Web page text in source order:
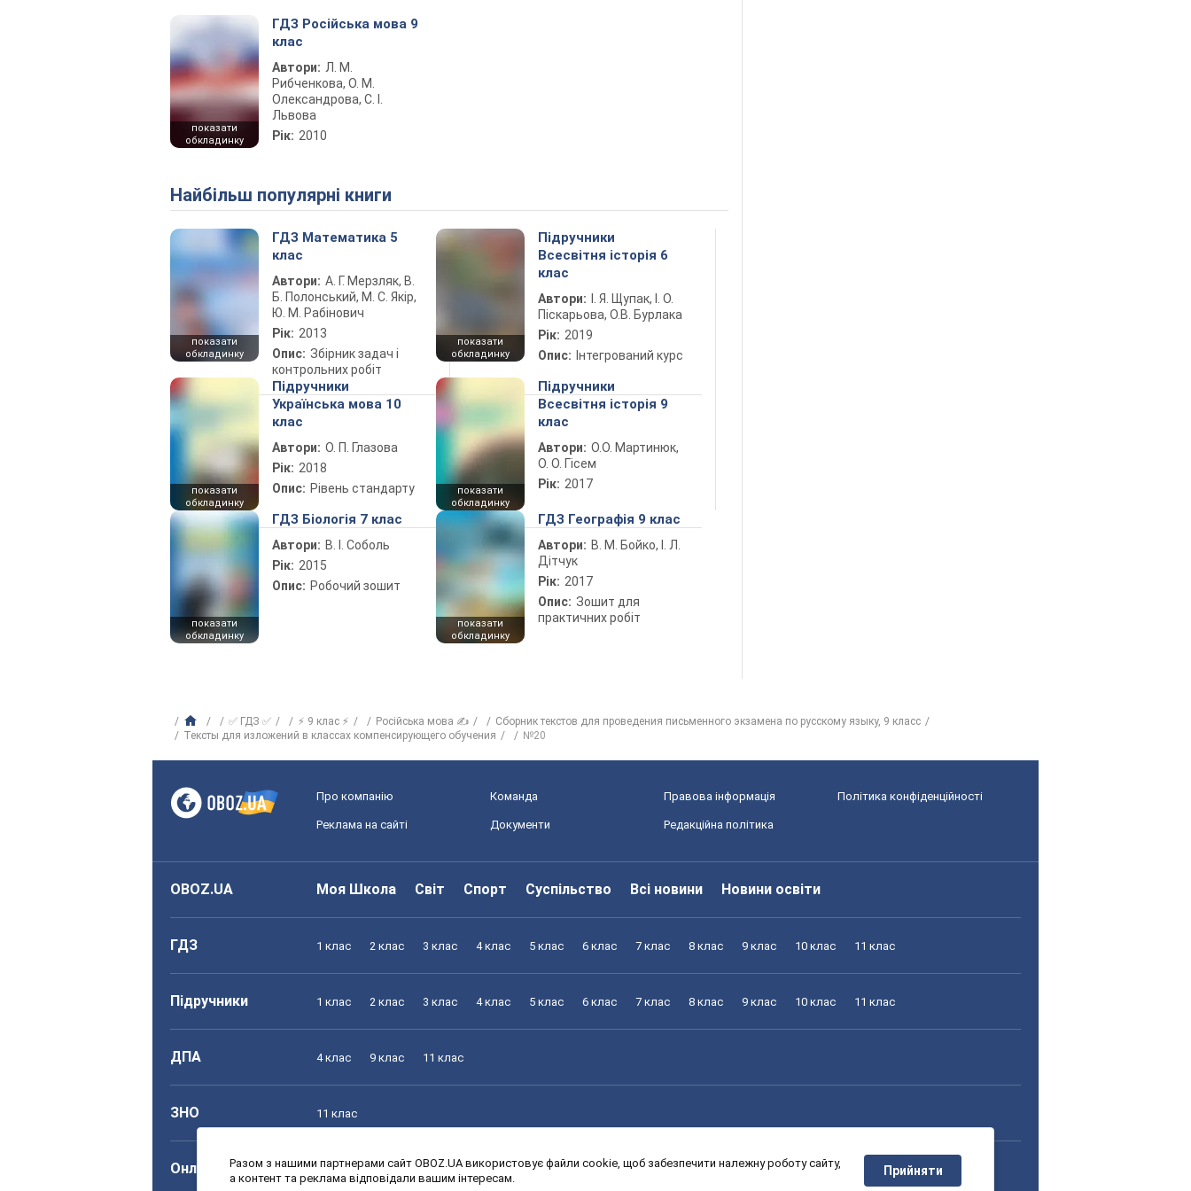
показати
обкладинку
ГДЗ Російська мова 9
клас
Автори: Л. М.
Рибченкова, О. М.
Олександрова, С. І.
Львова
Рік: 2010
Найбільш популярні книги
показати
обкладинку
ГДЗ Математика 5
клас
Автори: А. Г. Мерзляк, В.
Б. Полонський, М. С. Якір,
Ю. М. Рабінович
Рік: 2013
Опис: Збірник задач і
контрольних робіт
показати
обкладинку
Підручники
Всесвітня історія 6
клас
Автори:
І. Я. Щупак, І. О.
Піскарьова, О.В. Бурлака
Рік: 2019
Опис: Інтегрований курс
показати
обкладинку
Підручники
Українська мова 10
клас
Автори: О. П. Глазова
Рік: 2018
Опис: Рівень стандарту
показати
обкладинку
Підручники
Всесвітня історія 9
клас
Автори: О.О. Мартинюк,
О. О. Гісем
Рік: 2017
показати
обкладинку
ГДЗ Біологія 7 клас
Автори: В. І. Соболь
Рік: 2015
Опис: Робочий зошит
показати
обкладинку
ГДЗ Географія 9 клас
Автори: В. М. Бойко, І. Л.
Дітчук
Рік: 2017
Опис: Зошит для
практичних робіт
✅ ГДЗ ✅ ⚡ 9 клас ⚡ Російська мова ✍
Сборник текстов для проведения письменного экзамена по русскому языку, 9 класс
Тексты для изложений в классах компенсирующего обучения
№20
Про компанію Команда Правова інформація Політика конфіденційності
Реклама на сайті Документи Редакційна політика
OBOZ.UA Моя Школа Світ Спорт Суспільство Всі новини Новини освіти
ГДЗ 1 клас 2 клас 3 клас 4 клас 5 клас 6 клас 7 клас 8 клас 9 клас 10 клас 11 клас
Підручники 1 клас 2 клас 3 клас 4 клас 5 клас 6 клас 7 клас 8 клас 9 клас 10 клас 11 клас
ДПА 4 клас 9 клас 11 клас
ЗНО 11 клас
Онлайн уроки 1 клас 2 клас 3 клас 4 клас 5 клас 6 клас 7 клас 8 клас 9 клас 10 клас 11 клас
Разом з нашими партнерами сайт OBOZ.UA використовує файли cookie, щоб забезпечити належну роботу сайту,
а контент та реклама відповідали вашим інтересам.
Прийняти